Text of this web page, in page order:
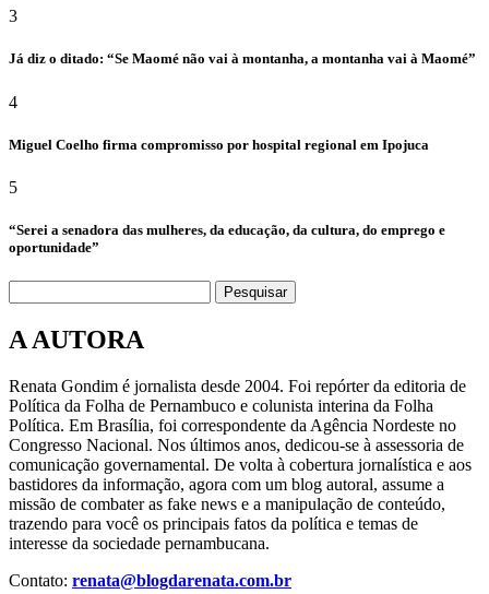
3
Já diz o ditado: “Se Maomé não vai à montanha, a montanha vai à Maomé”
4
Miguel Coelho firma compromisso por hospital regional em Ipojuca
5
“Serei a senadora das mulheres, da educação, da cultura, do emprego e
oportunidade”
Pesquisar
A AUTORA
Renata Gondim é jornalista desde 2004. Foi repórter da editoria de
Política da Folha de Pernambuco e colunista interina da Folha
Política. Em Brasília, foi correspondente da Agência Nordeste no
Congresso Nacional. Nos últimos anos, dedicou-se à assessoria de
comunicação governamental. De volta à cobertura jornalística e aos
bastidores da informação, agora com um blog autoral, assume a
missão de combater as fake news e a manipulação de conteúdo,
trazendo para você os principais fatos da política e temas de
interesse da sociedade pernambucana.
Contato: renata@blogdarenata.com.br